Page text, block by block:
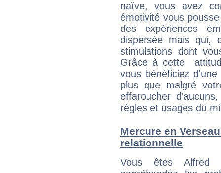
naïve, vous avez
émotivité vous
des expériences
dispersée mais qui,
stimulations dont
Grâce à cette
vous bénéficiez
plus que malgré
effaroucher
règles et usages du
Mercure en
relationnelle
Vous êtes Alfred